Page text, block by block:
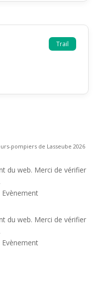
Trail
pompiers de Lasseube 2026
du web. Merci de vérifier
du web. Merci de vérifier